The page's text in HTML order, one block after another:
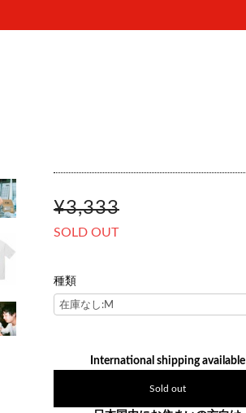
¥3,333
SOLD OUT
種類
International shipping available
Sold out